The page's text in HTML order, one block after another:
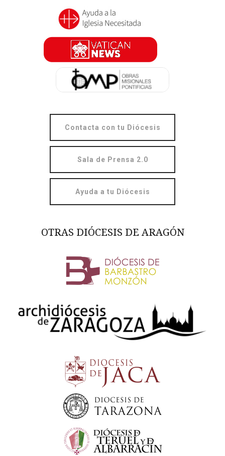
Contacta con tu Diócesis
Sala de Prensa 2.0
Ayuda a tu Diócesis
OTRAS DIÓCESIS DE ARAGÓN